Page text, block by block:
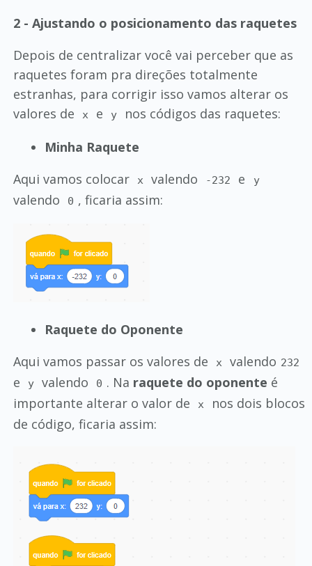
2 - Ajustando o posicionamento das raquetes
Depois de centralizar você vai perceber que as
raquetes foram pra direções totalmente
estranhas, para corrigir isso vamos alterar os
valores de
x e y
nos códigos das raquetes:
Minha Raquete
Aqui vamos colocar
x valendo -232 e y
valendo 0 , ficaria assim:
Raquete do Oponente
Aqui vamos passar os valores de
x valendo 232
e y valendo 0 . Na raquete do oponente é
importante alterar o valor de
x
nos dois blocos
de código, ficaria assim: